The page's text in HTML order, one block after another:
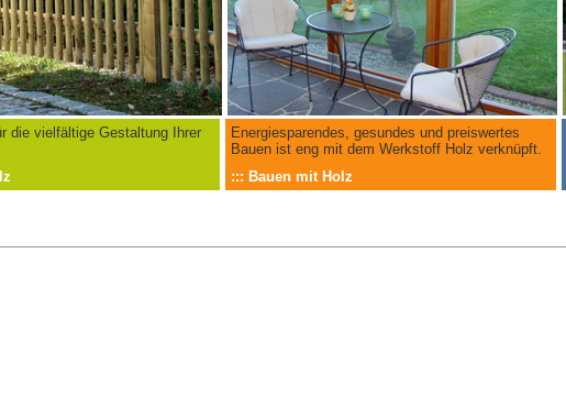
die vielfältige Gestaltung Ihrer
Energiesparendes, gesundes und preiswertes
Bauen ist eng mit dem Werkstoff Holz verknüpft.
::: Bauen mit Holz